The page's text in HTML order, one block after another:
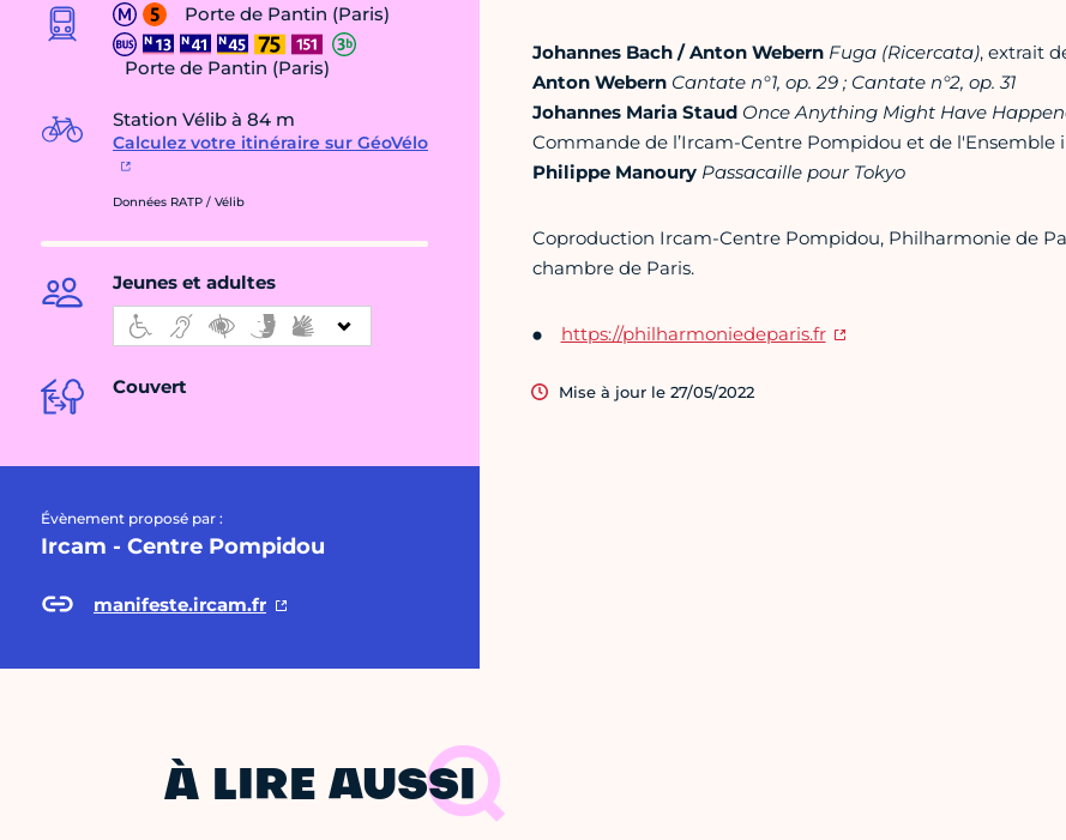
Porte de Pantin (Paris)
Porte de Pantin (Paris)
Station Vélib à 84 m
Calculez votre itinéraire sur GéoVélo
Données RATP / Vélib
Jeunes et adultes
Couvert
Évènement proposé par :
Ircam - Centre Pompidou
manifeste.ircam.fr
Johannes Bach / Anton Webern Fuga (Ricercata), extrait
Anton Webern Cantate n°1, op. 29 ; Cantate n°2, op. 31
Johannes Maria Staud Once Anything Might Have
Commande de l’Ircam-Centre Pompidou et de l'Ensemble
Philippe Manoury Passacaille pour Tokyo
Coproduction Ircam-Centre Pompidou, Philharmonie de
chambre de Paris.
https://philharmoniedeparis.fr
Mise à jour le 27/05/2022
À LIRE AUSSI